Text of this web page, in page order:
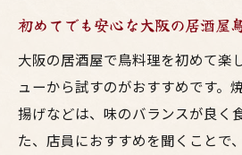
大阪鳥料理ランキングか
焼鳥と相性抜群のおす
初めてでも安心な鳥料
地鶏の美味しさを堪能でき
大阪居酒屋で堪能する
初めてでも安心な大阪の居酒屋
大阪の居酒屋で鳥料理を初めて楽
ューから試すのがおすすめです。
揚げなどは、味のバランスが良く
た、店員におすすめを聞くことで